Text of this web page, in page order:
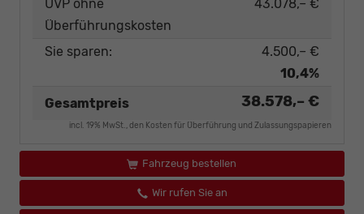
UVP ohne
Überführungskosten
43.078,– €
Sie sparen:
4.500,– €
10,4%
Gesamtpreis
38.578,– €
incl. 19% MwSt., den Kosten für Überführung und Zulassungspapieren
Fahrzeug bestellen
Wir rufen Sie an